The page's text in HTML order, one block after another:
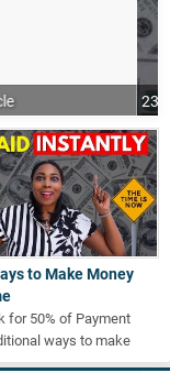
to Make Money
for 50% of Payment
ways to make
How...